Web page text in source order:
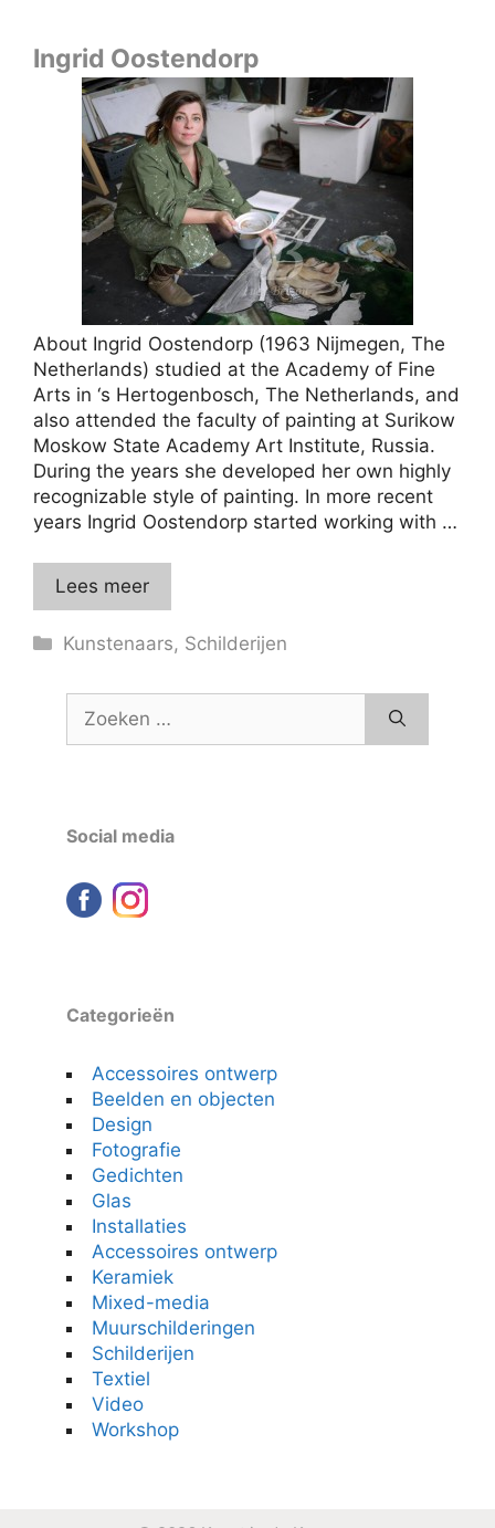
Ingrid Oostendorp
About Ingrid Oostendorp (1963 Nijmegen, The
Netherlands) studied at the Academy of Fine
Arts in ‘s Hertogenbosch, The Netherlands, and
also attended the faculty of painting at Surikow
Moskow State Academy Art Institute, Russia.
During the years she developed her own highly
recognizable style of painting. In more recent
years Ingrid Oostendorp started working with …
Lees meer
Categorieën
Kunstenaars, Schilderijen
naar:
Social media
Categorieën
Accessoires ontwerp
Beelden en objecten
Design
Fotografie
Gedichten
Glas
Installaties
Accessoires ontwerp
Keramiek
Mixed-media
Muurschilderingen
Schilderijen
Textiel
Video
Workshop